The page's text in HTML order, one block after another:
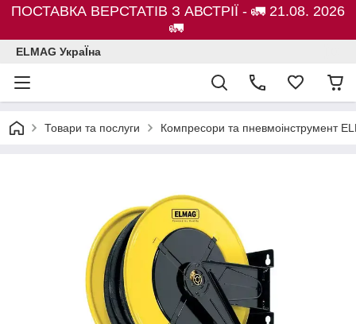
ПОСТАВКА ВЕРСТАТІВ З АВСТРІЇ - 🚛 21.08. 2026
🚛
ELMAG УкраЇна
Товари та послуги Компресори та пневмоінструмент